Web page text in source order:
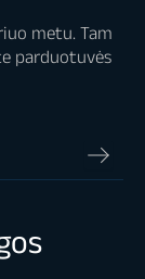
metu. Tam
parduotuvės